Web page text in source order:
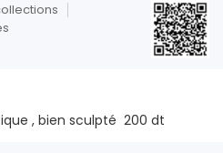
, bien sculpté 200 dt